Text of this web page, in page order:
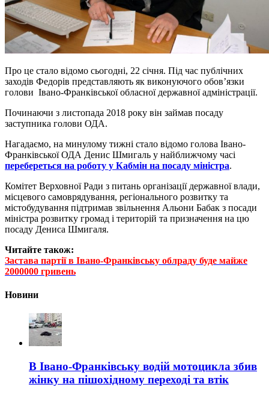
Про це стало відомо сьогодні, 22 січня. Під час публічних
заходів Федорів представляють як виконуючого обов’язки
голови Івано-Франківської обласної державної адміністрації.
Починаючи з листопада 2018 року він займав посаду
заступника голови ОДА.
Нагадаємо, на минулому тижні стало відомо голова Івано-
Франківської ОДА Денис Шмигаль у найближчому часі
перебереться на роботу у Кабмін на посаду міністра.
Комітет Верховної Ради з питань організації державної влади,
місцевого самоврядування, регіонального розвитку та
містобудування підтримав звільнення Альони Бабак з посади
міністра розвитку громад і територій та призначення на цю
посаду Дениса Шмигаля.
Читайте також:
Застава партії в Івано-Франківську облраду буде майже
2000000 гривень
Новини
В Івано-Франківську водій мотоцикла збив
жінку на пішохідному переході та втік